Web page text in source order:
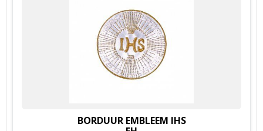
BORDUUR EMBLEEM IHS